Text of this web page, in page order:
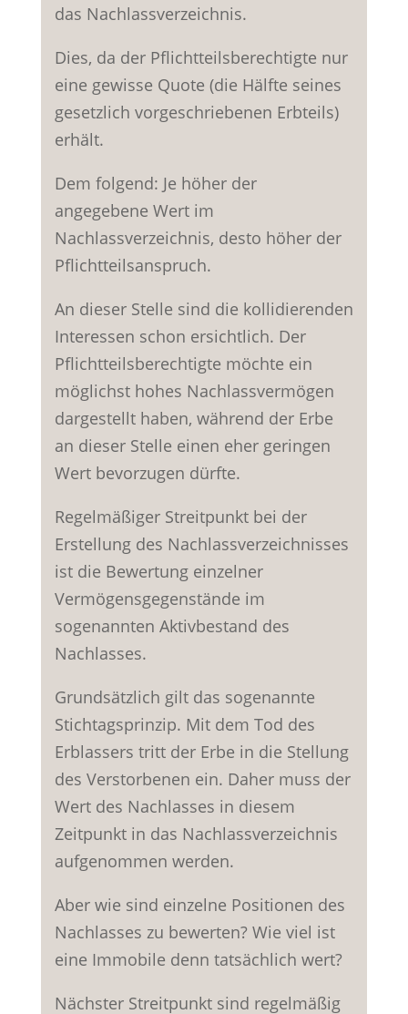
das Nachlassverzeichnis.
Dies, da der Pflichtteilsberechtigte nur
eine gewisse Quote (die Hälfte seines
gesetzlich vorgeschriebenen Erbteils)
erhält.
Dem folgend: Je höher der
angegebene Wert im
Nachlassverzeichnis, desto höher der
Pflichtteilsanspruch.
An dieser Stelle sind die kollidierenden
Interessen schon ersichtlich. Der
Pflichtteilsberechtigte möchte ein
möglichst hohes Nachlassvermögen
dargestellt haben, während der Erbe
an dieser Stelle einen eher geringen
Wert bevorzugen dürfte.
Regelmäßiger Streitpunkt bei der
Erstellung des Nachlassverzeichnisses
ist die Bewertung einzelner
Vermögensgegenstände im
sogenannten Aktivbestand des
Nachlasses.
Grundsätzlich gilt das sogenannte
Stichtagsprinzip. Mit dem Tod des
Erblassers tritt der Erbe in die Stellung
des Verstorbenen ein. Daher muss der
Wert des Nachlasses in diesem
Zeitpunkt in das Nachlassverzeichnis
aufgenommen werden.
Aber wie sind einzelne Positionen des
Nachlasses zu bewerten? Wie viel ist
eine Immobile denn tatsächlich wert?
Nächster Streitpunkt sind regelmäßig